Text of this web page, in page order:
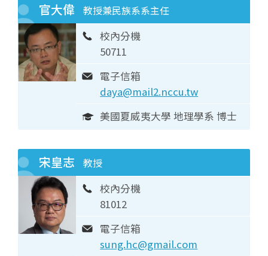
官大偉 教授兼民族系系主任
校內分機
50711
電子信箱
daya@mail2.nccu.tw
美國夏威夷大學 地理學系 博士
宋皇志 教授
校內分機
81012
電子信箱
sung.hc@gmail.com